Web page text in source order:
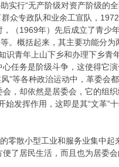
行“无产阶级对资产阶级的
众专政队和业余工宣队，
（1969年）先后成立了青少
。概括起来，其主要功能分为
识青年上山下乡和办理下乡青
任务是阶级斗争，这使得它
”等各种政治运动中，革委会
，却依然是居委会，它的组
发挥作用，这即是其“文革”
散小型工业和服务业集中起
了居民生活，而且也为居委